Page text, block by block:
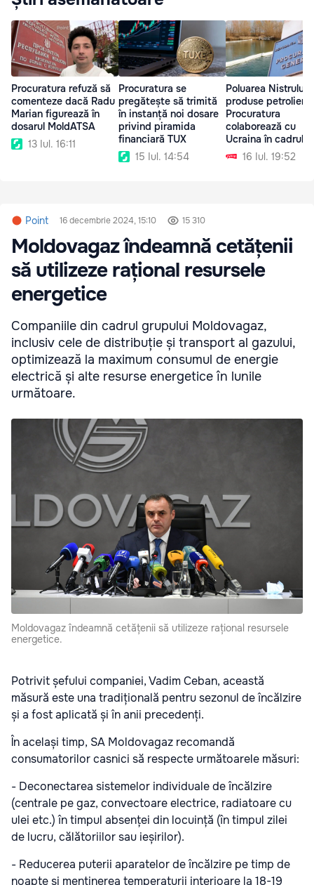
Procuratura refuză să
comenteze dacă Radu
Marian figurează în
dosarul MoldATSA
13 Iul. 16:11
Procuratura se
pregătește să trimită
în instanță noi dosare
privind piramida
financiară TUX
15 Iul. 14:54
Poluarea Nistrului
produse petroliere:
Procuratura
colaborează cu
Ucraina în cadrul
anchetei
16 Iul. 19:52
Point 16 decembrie 2024, 15:10 15 310
Moldovagaz îndeamnă cetățenii
să utilizeze rațional resursele
energetice
Companiile din cadrul grupului Moldovagaz,
inclusiv cele de distribuție și transport al gazului,
optimizează la maximum consumul de energie
electrică și alte resurse energetice în lunile
următoare.
Moldovagaz îndeamnă cetățenii să utilizeze rațional resursele
energetice.
Potrivit șefului companiei, Vadim Ceban, această
măsură este una tradițională pentru sezonul de încălzire
și a fost aplicată și în anii precedenți.
În același timp, SA Moldovagaz recomandă
consumatorilor casnici să respecte următoarele măsuri:
- Deconectarea sistemelor individuale de încălzire
(centrale pe gaz, convectoare electrice, radiatoare cu
ulei etc.) în timpul absenței din locuință (în timpul zilei
de lucru, călătoriilor sau ieșirilor).
- Reducerea puterii aparatelor de încălzire pe timp de
noapte și menținerea temperaturii interioare la 18-19